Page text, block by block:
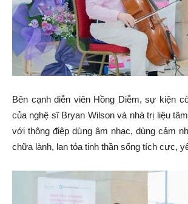
Bên cạnh diễn viên Hồng Diễm, sự kiện
của nghệ sĩ Bryan Wilson và nhà trị liệu
với thông điệp dùng âm nhạc, dùng cảm
chữa lành, lan tỏa tinh thần sống tích cực,